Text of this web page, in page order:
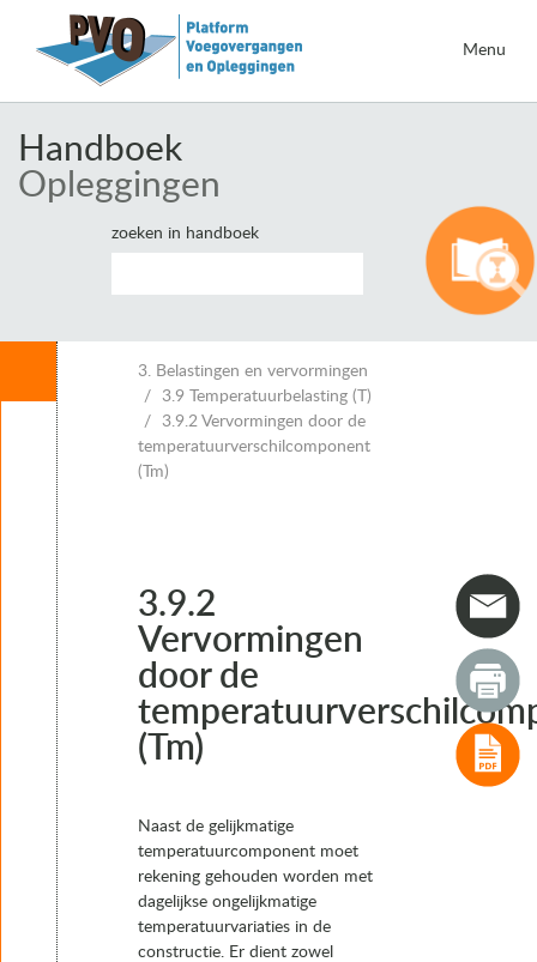
Menu
Handboek
Opleggingen
zoeken in handboek
Leeswijzer
1. Inleiding opleggingen
3.3 Rustende belasting (Gs) (Superimposed dead load)
3.4 Voorspanning (P)
3.5 Kruip (Cr)
3.6 Krimp (Sh)
3.8 Verkeersbelasting
3.9 Temperatuurbelasting (T)
3.9.1 Vervormingen door de gelijkmatige
3.9.3 Gelijktijdigheid van
3.10 Windbelasting (W)
3.11 Bijzondere belastingen (A)
3.12 Aardbevingsbelasting
3.13 Opspankrachten
3.14 Ontwerpsituatie (combinaties van belastingen en
3. Belastingen en vervormingen
3.9 Temperatuurbelasting (T)
3.9.2 Vervormingen door de
temperatuurverschilcomponent
(Tm)
3.9.2
Vervormingen
door de
(Tm)
Naast de gelijkmatige
temperatuurcomponent moet
rekening gehouden worden met
dagelijkse ongelijkmatige
temperatuurvariaties in de
constructie. Er dient zowel